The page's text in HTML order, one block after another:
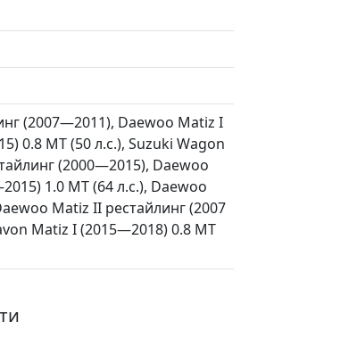
(2007—2011), Daewoo Matiz I
0.8 MT (50 л.с.), Suzuki Wagon
(2000—2015), Daewoo
1.0 MT (64 л.с.), Daewoo
Matiz II рестайлинг (2007
Matiz I (2015—2018) 0.8 MT